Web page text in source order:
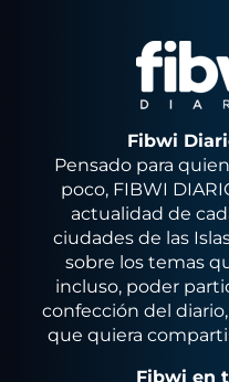
Fibwi
Pensado para
poco, FIBWI
actualidad de
ciudades de las
sobre los temas
incluso, poder
confección del
que quiera
Fibwi en